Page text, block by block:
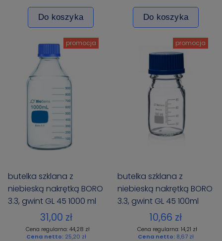
Do koszyka Do koszyka
butelka szklana z
niebieską nakrętką BORO
3.3, gwint GL 45 1000 ml
BIOSENS PREMIUM
31,00 zł
Cena regularna: 44,28 zł
Cena netto: 25,20 zł
promocja
butelka szklana z
niebieską nakrętką BORO
3.3, gwint GL 45 100ml
10,66 zł
Cena regularna: 14,21 zł
Cena netto: 8,67 zł
promocja